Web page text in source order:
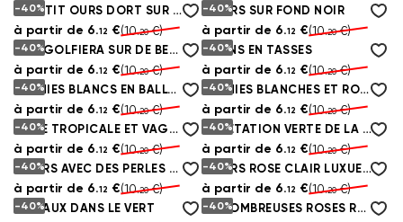
-40% LE PETIT OURS DORT SUR LA LUNE
à partir de 6.12 €(10.20€)
-40%
FLEURS SUR FOND NOIR
à partir de 6.12 €(10.20€)
-40% MONGOLFIERA SUR DE BELLES CASCADES
à partir de 6.12 €(10.20€)
-40%
LAPINS EN TASSES
à partir de 6.12 €(10.20€)
-40% BUNNIES BLANCS EN BALLONS
à partir de 6.12 €(10.20€)
-40% PEONIES BLANCHES ET ROSES DÉLICATES
à partir de 6.12 €(10.20€)
-40% CÔTE TROPICALE ET VAGUES TRANQUILLES
à partir de 6.12 €(10.20€)
-40% VÉGÉTATION VERTE DE LA JUNGLE
à partir de 6.12 €(10.20€)
-40% FLEURS AVEC DES PERLES SUR FOND LÉGER
à partir de 6.12 €(10.20€)
-40% FLEURS ROSE CLAIR LUXUEUSES SUR UNE BRANCHE
à partir de 6.12 €(10.20€)
-40%
OISEAUX DANS LE VERT -40% DE NOMBREUSES ROSES ROSES DOUCES